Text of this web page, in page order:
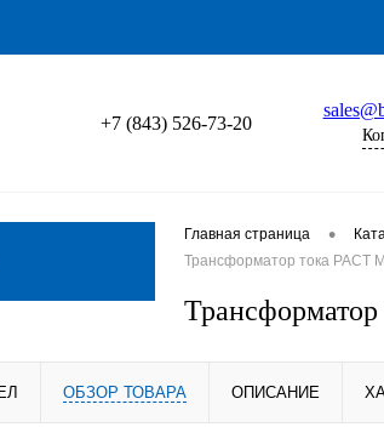
+7 (843) 526-73-20
Главная страница •
Трансформатор тока PACT
ОБЗОР ТОВАРА ОПИСАНИЕ